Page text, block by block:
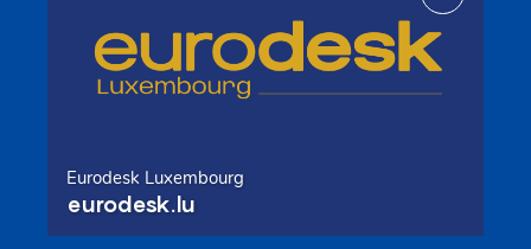
Eurodesk Luxembourg
eurodesk.lu